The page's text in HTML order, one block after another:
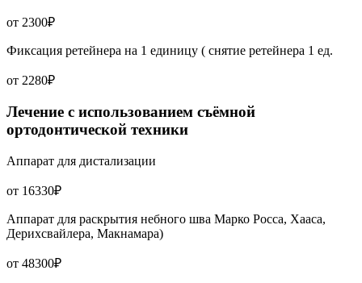
от 2300₽
Фиксация ретейнера на 1 единицу ( снятие ретейнера 1 ед.
от 2280₽
Лечение с использованием съёмной
ортодонтической техники
Аппарат для дистализации
от 16330₽
Аппарат для раскрытия небного шва Марко Росса, Хааса,
Дерихсвайлера, Макнамара)
от 48300₽